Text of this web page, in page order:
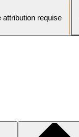
attribution requise